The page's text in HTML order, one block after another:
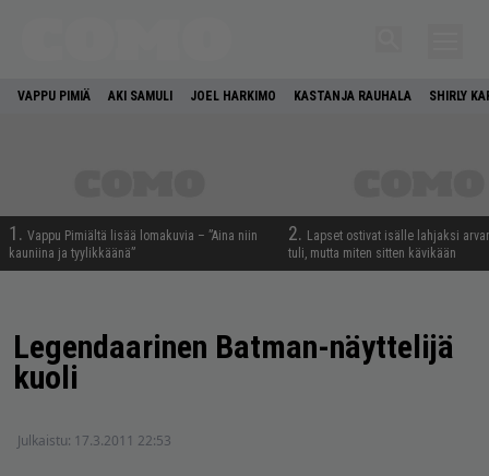
VAPPU PIMIÄ AKI SAMULI JOEL HARKIMO KASTANJA RAUHALA SHIRLY
1. Vappu Pimiältä lisää lomakuvia – ”Aina niin
kauniina ja tyylikkäänä”
2. Lapset ostivat isälle lahjaksi
tuli, mutta miten sitten kävikään
Legendaarinen Batman-näyttelijä
kuoli
Julkaistu: 17.3.2011 22:53